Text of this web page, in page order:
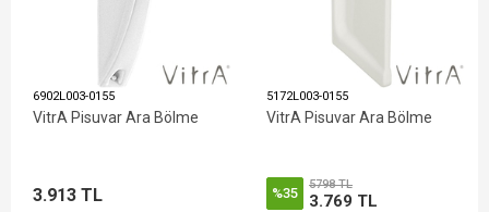
6902L003-0155
VitrA Pisuvar Ara Bölme
3.913 TL
5172L003-0155
VitrA Pisuvar Ara Bölme
%35
5798 TL
3.769 TL